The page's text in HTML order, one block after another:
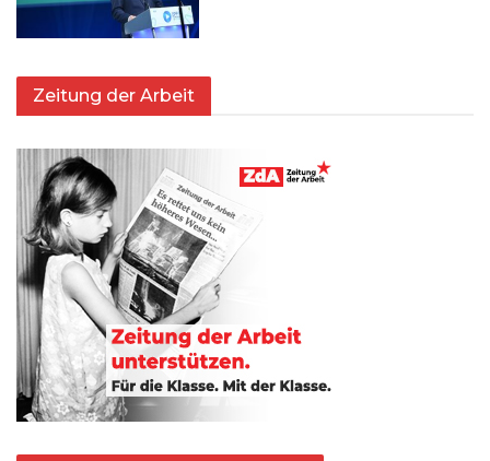
Zeitung der Arbeit